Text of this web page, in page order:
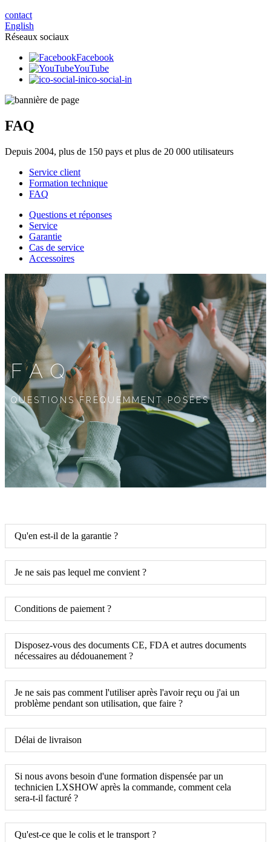
contact
English
Réseaux sociaux
Facebook
YouTube
ico-social-in
FAQ
Depuis 2004, plus de 150 pays et plus de 20 000 utilisateurs
Service client
Formation technique
FAQ
Questions et réponses
Service
Garantie
Cas de service
Accessoires
FAQ
QUESTIONS FRÉQUEMMENT POSÉES
Qu'en est-il de la garantie ?
Je ne sais pas lequel me convient ?
Conditions de paiement ?
Disposez-vous des documents CE, FDA et autres documents
nécessaires au dédouanement ?
Je ne sais pas comment l'utiliser après l'avoir reçu ou j'ai un
problème pendant son utilisation, que faire ?
Délai de livraison
Si nous avons besoin d'une formation dispensée par un
technicien LXSHOW après la commande, comment cela
sera-t-il facturé ?
Qu'est-ce que le colis et le transport ?